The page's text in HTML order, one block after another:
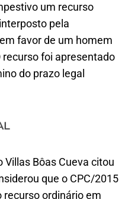
um recurso
pela
favor de um homem
foi apresentado
do prazo legal
Villas Bôas Cueva citou
que o CPC/2015
recurso ordinário em